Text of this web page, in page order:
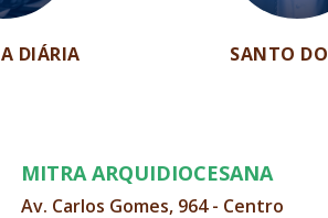
DIÁRIA SANTO
MITRA ARQUIDIOCESANA
Av. Carlos Gomes, 964 - Centro